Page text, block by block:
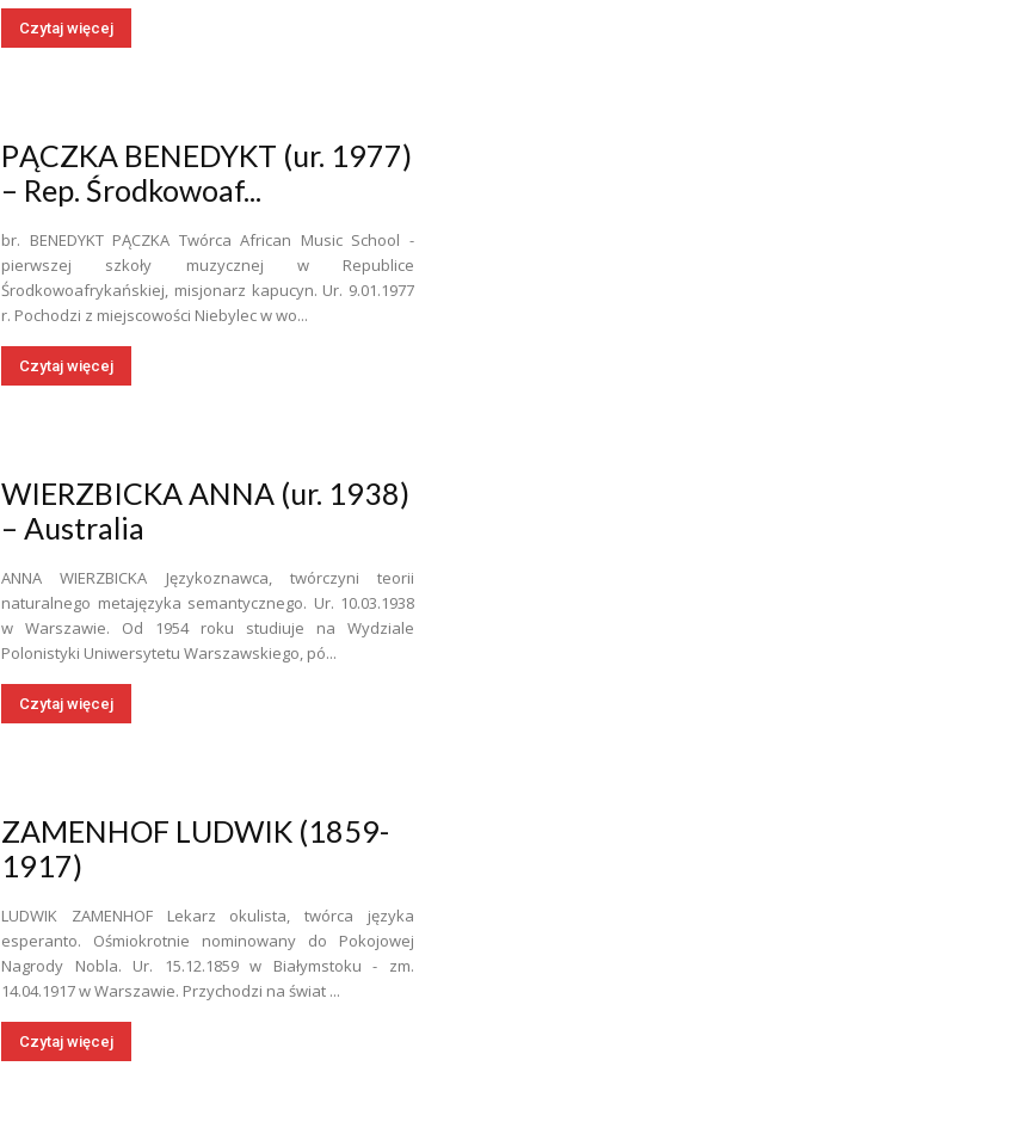
Czytaj więcej
PĄCZKA BENEDYKT (ur. 1977)
– Rep. Środkowoaf...
br. BENEDYKT PĄCZKA Twórca African Music School -
pierwszej szkoły muzycznej w Republice
Środkowoafrykańskiej, misjonarz kapucyn. Ur. 9.01.1977
r. Pochodzi z miejscowości Niebylec w wo...
Czytaj więcej
WIERZBICKA ANNA (ur. 1938)
– Australia
ANNA WIERZBICKA Językoznawca, twórczyni teorii
naturalnego metajęzyka semantycznego. Ur. 10.03.1938
w Warszawie. Od 1954 roku studiuje na Wydziale
Polonistyki Uniwersytetu Warszawskiego, pó...
Czytaj więcej
ZAMENHOF LUDWIK (1859-
1917)
LUDWIK ZAMENHOF Lekarz okulista, twórca języka
esperanto. Ośmiokrotnie nominowany do Pokojowej
Nagrody Nobla. Ur. 15.12.1859 w Białymstoku - zm.
14.04.1917 w Warszawie. Przychodzi na świat ...
Czytaj więcej